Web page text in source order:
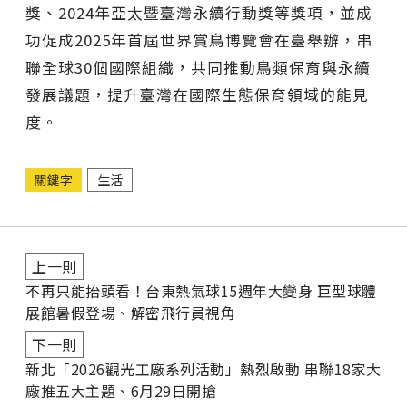
獎、2024年亞太暨臺灣永續行動獎等獎項，並成
功促成2025年首屆世界賞鳥博覽會在臺舉辦，串
聯全球30個國際組織，共同推動鳥類保育與永續
發展議題，提升臺灣在國際生態保育領域的能見
度。
關鍵字 生活
上一則
不再只能抬頭看！台東熱氣球15週年大變身 巨型球體
展館暑假登場、解密飛行員視角
下一則
新北「2026觀光工廠系列活動」熱烈啟動 串聯18家大
廠推五大主題、6月29日開搶